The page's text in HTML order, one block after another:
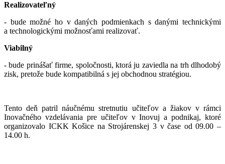
Realizovateľný
- bude možné ho v daných podmienkach s danými technickými
a technologickými možnosťami realizovať.
Viabilný
- bude prinášať firme, spoločnosti, ktorá ju zaviedla na trh dlhodobý
zisk, pretože bude kompatibilná s jej obchodnou stratégiou.
Tento deň patril náučnému stretnutiu učiteľov a žiakov v rámci
Inovačného vzdelávania pre učiteľov v Inovuj a podnikaj, ktoré
organizovalo ICKK Košice na Strojárenskej 3 v čase od 09.00 –
14.00 h.